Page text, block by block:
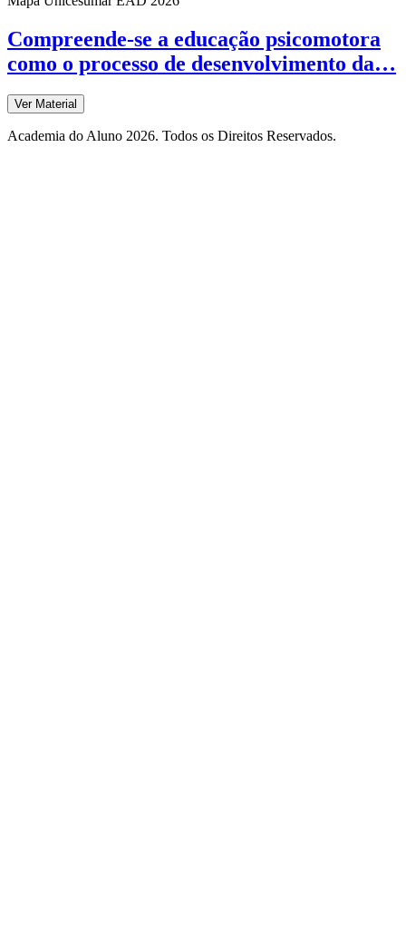
Compreende-se a educação psicomotora
como o processo de desenvolvimento da…
Ver Material
Academia do Aluno 2026. Todos os Direitos Reservados.